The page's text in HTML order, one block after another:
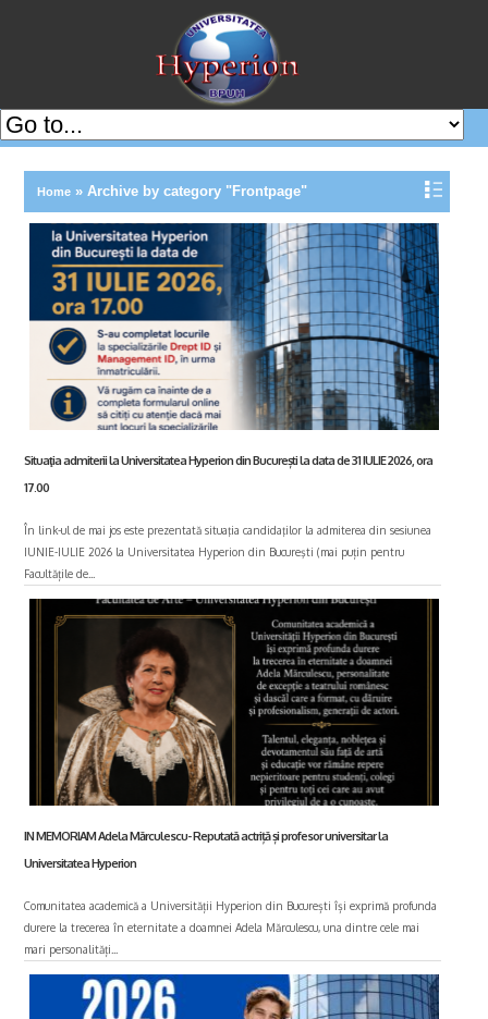
Home »Archive by category "Frontpage"
Situaţia admiterii la Universitatea Hyperion din București la data de 31 IULIE 2026, ora
17.00
În link-ul de mai jos este prezentată situaţia candidaţilor la admiterea din sesiunea
IUNIE-IULIE 2026 la Universitatea Hyperion din Bucureşti (mai puțin pentru
Facultățile de...
IN MEMORIAM Adela Mărculescu- Reputată actriță și profesor universitar la
Universitatea Hyperion
Comunitatea academică a Universității Hyperion din București își exprimă profunda
durere la trecerea în eternitate a doamnei Adela Mărculescu, una dintre cele mai
mari personalități...